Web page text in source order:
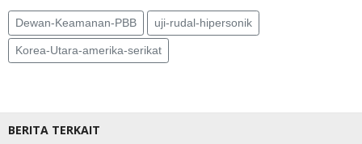
Dewan-Keamanan-PBB uji-rudal-hipersonik
Korea-Utara-amerika-serikat
BERITA TERKAIT